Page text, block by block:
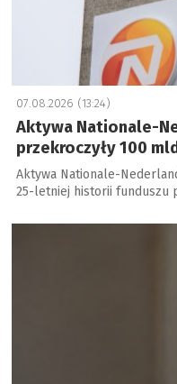
07.08.2026 (13:24)
Aktywa Nationale-
przekroczyły 100
Aktywa Nationale-
25-letniej historii funduszu
a